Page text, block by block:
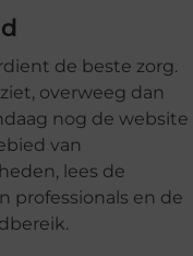
de beste zorg.
overweeg dan
nog de website
van
lees de
professionals en de